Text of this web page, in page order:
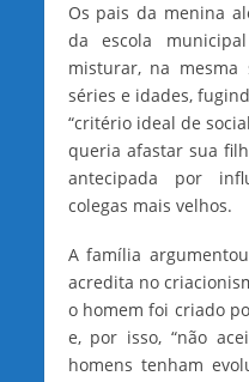
Os pais da menina
da escola
misturar, na mesma
séries e idades,
“critério ideal de
queria afastar sua
antecipada por
colegas mais velhos.
A família
acredita no
o homem foi criado
e, por isso, “não
homens tenham